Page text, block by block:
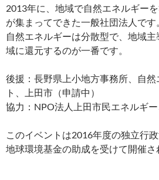
2013年に、地域で自然エネルギー
が集まってできた一般社団法人です
自然エネルギーは分散型で、地域
域に還元するのが一番です。
後援：長野県上小地方事務所、自
ト、上田市（申請中）
協力：NPO法人上田市民エネルギ
このイベントは2016年度の独立行
地球環境基金の助成を受けて開催さ